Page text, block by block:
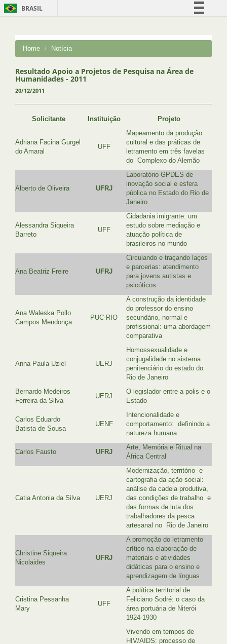
BRASIL
Comunica BR
Acesso à informação
Home Notícia
Resultado Apoio a Projetos de Pesquisa na Área de
Humanidades - 2011
20/12/2011
Solicitante Instituição Projeto
Adriana Facina Gurgel
do Amaral
UFF
Mapeamento da produção
cultural e das práticas de
letramento em três favelas
do Complexo do Alemão
Alberto de Oliveira UFRJ
Laboratório GPDES de
inovação social e esfera
pública no Estado do Rio de
Janeiro
Alessandra Siqueira
Barreto
UFF
Cidadania imigrante: um
estudo sobre mediação e
atuação política de
brasileiros no mundo
Ana Beatriz Freire UFRJ
Circulando e traçando laços
e parcerias: atendimento
para jovens autistas e
psicóticos
Ana Waleska Pollo
Campos Mendonça
PUC-RIO
A construção da identidade
do professor do ensino
secundário, normal e
profissional: uma abordagem
comparativa
Anna Paula Uziel UERJ
Homossexualidade e
conjugalidade no sistema
penitenciário do estado do
Rio de Janeiro
Bernardo Medeiros
Ferreira da Silva
UERJ
O legislador entre a polis e o
Estado
Carlos Eduardo
Batista de Sousa
UENF
Intencionalidade e
comportamento: definindo a
natureza humana
Carlos Fausto UFRJ
Arte, Memória e Ritual na
África Central
Catia Antonia da Silva UERJ
Modernização, território e
cartografia da ação social:
análise da cadeia produtiva,
das condições de trabalho e
das formas de luta dos
trabalhadores da pesca
artesanal no Rio de Janeiro
Christine Siqueira
Nicolaides
UFRJ
A promoção do letramento
crítico na elaboração de
materiais e atividades
didáticas para o ensino e
aprendizagem de línguas
Cristina Pessanha
Mary
UFF
A política territorial de
Feliciano Sodré: o caso da
área portuária de Niterói
1924-1930
Vivendo em tempos de
HIV/AIDS: processo de